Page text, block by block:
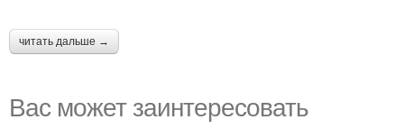
читать дальше →
Вас может заинтересовать